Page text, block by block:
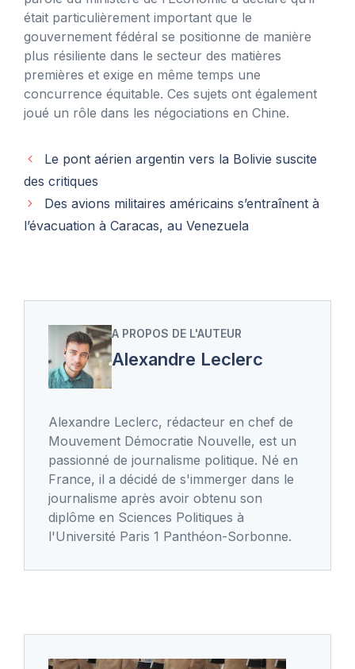
était particulièrement important que le
gouvernement fédéral se positionne de manière
plus résiliente dans le secteur des matières
premières et exige en même temps une
concurrence équitable. Ces sujets ont également
joué un rôle dans les négociations en Chine.
Le pont aérien argentin vers la Bolivie suscite
des critiques
Des avions militaires américains s’entraînent à
l’évacuation à Caracas, au Venezuela
A PROPOS DE L'AUTEUR
Alexandre Leclerc
Alexandre Leclerc, rédacteur en chef de
Mouvement Démocratie Nouvelle, est un
passionné de journalisme politique. Né en
France, il a décidé de s'immerger dans le
journalisme après avoir obtenu son
diplôme en Sciences Politiques à
l'Université Paris 1 Panthéon-Sorbonne.